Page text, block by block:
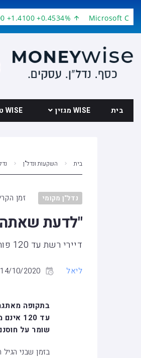
+0.4534% Microsoft
בית WISE מגזין WISE טק
בית השקעות ונדל"ן
נדל"ן מקומי זמן
"לדעת שאתה
דיירי רשת עד 120 פותחים את הלב, משתפים במחשבות
ליאל 14/10/2020
בתקופה
עד
שומר על
בזמן שבני הגיל